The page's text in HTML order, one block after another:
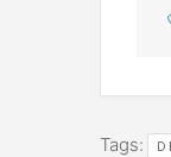
Tags: